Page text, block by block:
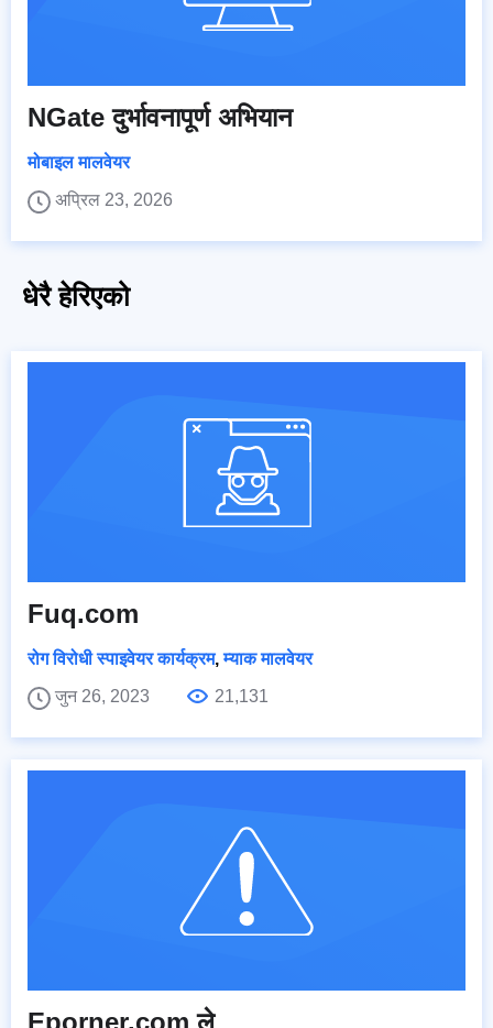
NGate दुर्भावनापूर्ण अभियान
मोबाइल मालवेयर
अप्रिल 23, 2026
धेरै हेरिएको
Fuq.com
रोग विरोधी स्पाइवेयर कार्यक्रम,म्याक मालवेयर
जुन 26, 2023
21,131